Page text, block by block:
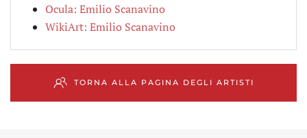
Ocula: Emilio Scanavino
WikiArt: Emilio Scanavino
TORNA ALLA PAGINA DEGLI ARTISTI